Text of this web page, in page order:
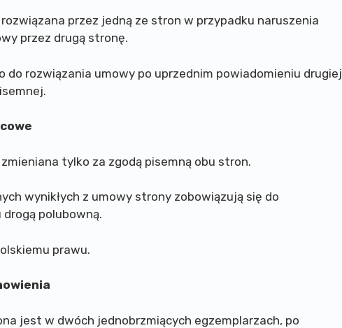
przez jedną ze stron w przypadku naruszenia
przez drugą stronę.
do rozwiązania umowy po uprzednim powiadomieniu drugiej
tylko za zgodą pisemną obu stron.
wynikłych z umowy strony zobowiązują się do
polubowną.
prawu.
jest w dwóch jednobrzmiących egzemplarzach, po